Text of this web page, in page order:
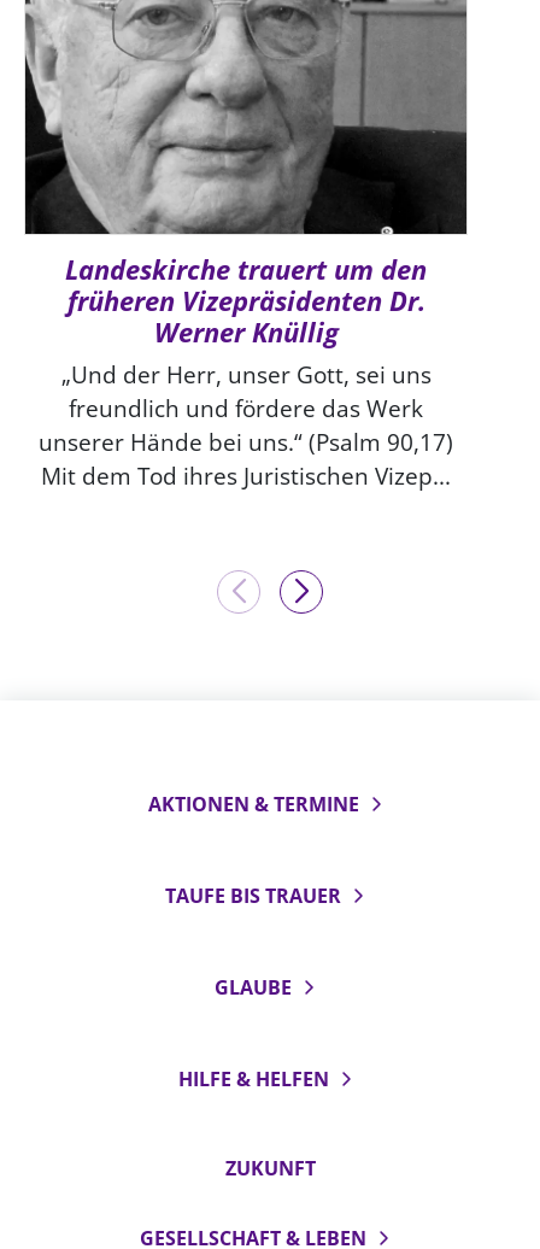
Landeskirche trauert um den
früheren Vizepräsidenten Dr.
Werner Knüllig
„Und der Herr, unser Gott, sei uns
freundlich und fördere das Werk
unserer Hände bei uns.“ (Psalm 90,17)
Mit dem Tod ihres Juristischen Vizep...
AKTIONEN & TERMINE
TAUFE BIS TRAUER
GLAUBE
HILFE & HELFEN
ZUKUNFT
GESELLSCHAFT & LEBEN